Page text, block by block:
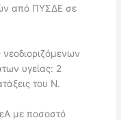
από ΠΥΣΔΕ σε
υγείας: 2
του Ν.
με ποσοστό